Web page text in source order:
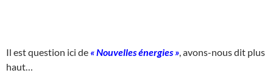
Il est question ici de « Nouvelles énergies » , avons-nous dit plus
haut…